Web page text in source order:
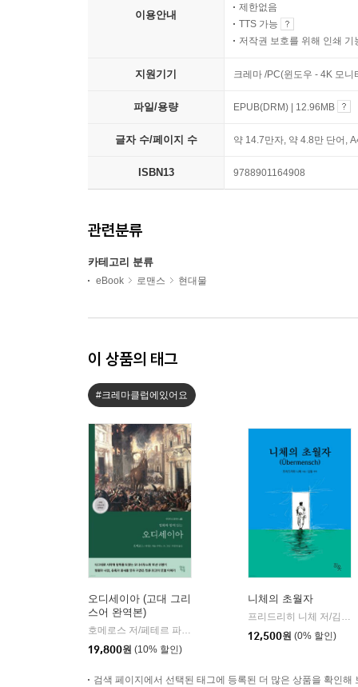
이용안내
제한없음
TTS 가능
저작권 보호를 위해 인쇄 기
지원기기 크레마 /PC(윈도우 - 4K 모
파일/용량 EPUB(DRM) | 12.96MB
글자 수/페이지 수 약 14.7만자, 약 4.8만 단어,
ISBN13 9788901164908
관련분류
카테고리 분류
eBook 로맨스 현대물
이 상품의 태그
#크레마클럽에있어요
오디세이아 (고대 그리
스어 완역본)
| 현대지성
19,800원 (10% 할인)
니체의 초월자
12,500원 (0% 할인)
검색 페이지에서 선택된 태그에 등록된 더 많은 상품을 확인해